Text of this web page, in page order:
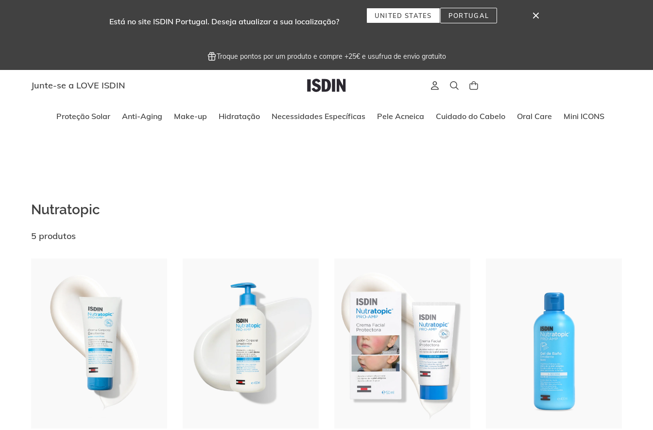
Está no site ISDIN Portugal. Deseja atualizar a sua localização?
UNITED STATES PORTUGAL
Troque pontos por um produto e compre +25€ e usufrua de envio gratuito
Junte-se a LOVE ISDIN
Instruções de navegação por teclado
Proteção Solar Anti-Aging Make-up Hidratação Necessidades Específicas Pele Acneica Cuidado do Cabelo Oral Care Mini ICONS
Nutratopic
5 produtos